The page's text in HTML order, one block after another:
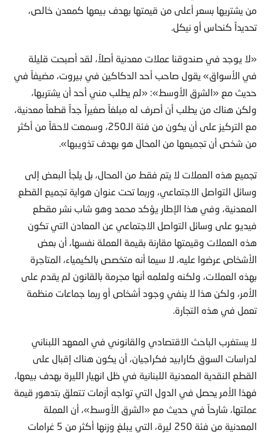
من يشتريها بسعر أعلى من قيمتها بهدف بيعها كمعدن خالص،
تحديداً كنحاس أو نيكل.
«لا يوجد في صندوقنا عملات معدنية أصلاً، لقد أصبحت قليلة
في الأسواق» يقول صاحب أحد الدكاكين في بيروت، مضيفاً في
حديث مع «الشرق الأوسط»: «لم يطلب مني أحد أن يشتريها،
ولكن هناك من يطلب أن أصرف له مبلغاً صغيراً جداً قطعاً معدنية،
مع التركيز على أن يكون من فئة الـ250، وسمعت لاحقاً من أكثر
من شخص أن تجميعها من المحال هو بهدف تذويبها».
تجميع هذه العملات لا يتم فقط من المحال، بل يلجأ البعض إلى
وسائل التواصل الاجتماعي، وربما تحت عنوان هواية تجميع القطع
المعدنية، وفي هذا الإطار يؤكد محمد وهو شاب نشر مقطع
فيديو على وسائل التواصل الاجتماعي عن المعادن التي تكون
هذه العملات وقيمتها مقارنة بقيمة العملة نفسها، أن بعض
الأشخاص عرضوا عليه، لا سيما أنه متخصص بالكيمياء، المتاجرة
بهذه العملات، ولكنه ولعلمه أنها مجرمة بالقانون لم يقدم على
الأمر، ولكن هذا لا ينفي وجود أشخاص أو ربما جماعات منظمة
تعمل في هذه التجارة.
لا يستغرب الباحث الاقتصادي والقانوني في المعهد اللبناني
لدراسات السوق كارابيد فكراجيان، أن يكون هناك إقبال على
القطع النقدية المعدنية اللبنانية في ظل انهيار الليرة بهدف بيعها،
فهذا الأمر يحصل في الدول التي تواجه أزمات تتعلق بتدهور قيمة
عملتها، شارحاً في حديث مع «الشرق الأوسط»، أن العملة
المعدنية من فئة 250 ليرة، التي يبلغ وزنها أكثر من 5 غرامات